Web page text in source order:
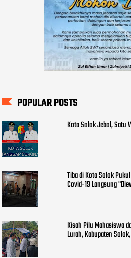
POPULAR POSTS
Kota Solok Jebol, Satu
Tiba di Kota Solok
Covid-19 Langsung
Kisah Pilu Mahasiswa
Lurah, Kabupaten